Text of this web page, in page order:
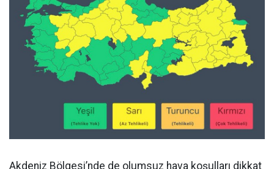
Akdeniz Bölgesi’nde de olumsuz hava koşulları dikkat